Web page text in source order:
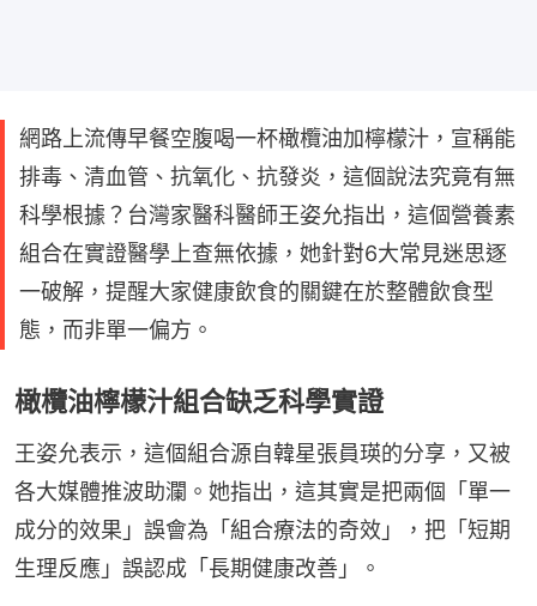
網路上流傳早餐空腹喝一杯橄欖油加檸檬汁，宣稱能
排毒、清血管、抗氧化、抗發炎，這個說法究竟有無
科學根據？台灣家醫科醫師王姿允指出，這個營養素
組合在實證醫學上查無依據，她針對6大常見迷思逐
一破解，提醒大家健康飲食的關鍵在於整體飲食型
態，而非單一偏方。
橄欖油檸檬汁組合缺乏科學實證
王姿允表示，這個組合源自韓星張員瑛的分享，又被
各大媒體推波助瀾。她指出，這其實是把兩個「單一
成分的效果」誤會為「組合療法的奇效」，把「短期
生理反應」誤認成「長期健康改善」。